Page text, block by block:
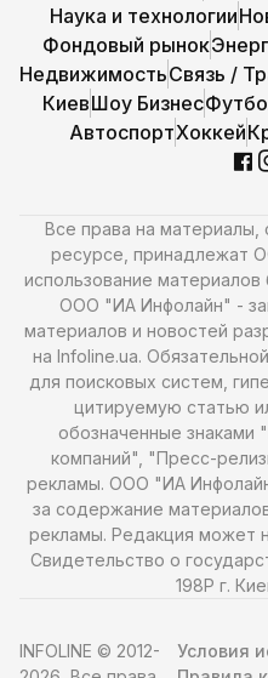
Наука и технологии
Фондовый рынок
НедвижимостьСвязь /
КиевШоу Бизнес
АвтоспортХоккей
Все права на материалы,
ресурсе, принадлежат
использование
ООО "ИА Инфолайн" -
материалов и новостей
на Infoline.ua.
для поисковых систем,
цитируемую статью
обозначенные знаками
компаний", "Пресс-
рекламы. ООО "ИА
за содержание
рекламы. Редакция может
Свидетельство о
198Р г.
INFOLINE © 2012-
Условия